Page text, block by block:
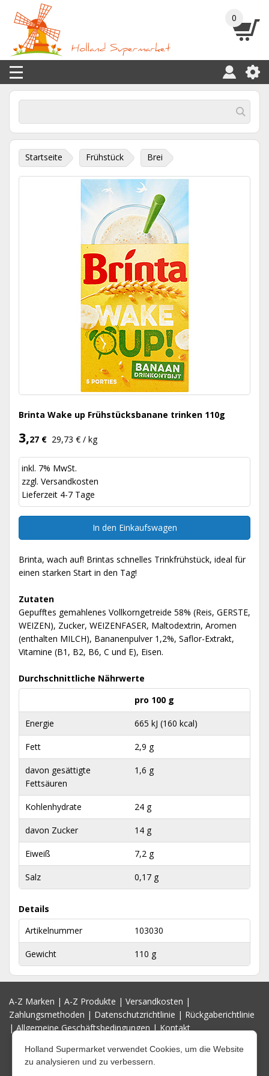
0
Startseite Frühstück Brei
Brinta Wake up Frühstücksbanane trinken 110g
3,27 € 29,73 € / kg
inkl. 7% MwSt.
zzgl. Versandkosten
Lieferzeit 4-7 Tage
In den Einkaufswagen
Brinta, wach auf! Brintas schnelles Trinkfrühstück, ideal für
einen starken Start in den Tag!
Zutaten
Gepufftes gemahlenes Vollkorngetreide 58% (Reis, GERSTE,
WEIZEN), Zucker, WEIZENFASER, Maltodextrin, Aromen
(enthalten MILCH), Bananenpulver 1,2%, Saflor-Extrakt,
Vitamine (B1, B2, B6, C und E), Eisen.
Durchschnittliche Nährwerte
pro 100 g
Energie 665 kJ (160 kcal)
Fett 2,9 g
davon gesättigte
Fettsäuren
1,6 g
Kohlenhydrate 24 g
davon Zucker 14 g
Eiweiß 7,2 g
Salz 0,17 g
Details
Artikelnummer
103030
Gewicht 110 g
A-Z Marken | A-Z Produkte | Versandkosten |
Zahlungsmethoden | Datenschutzrichtlinie | Rückgaberichtlinie
|Allgemeine Geschäftsbedingungen|Kontakt
Holland Supermarket verwendet Cookies, um die Website
zu analysieren und zu verbessern.